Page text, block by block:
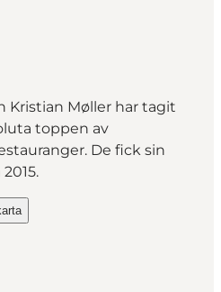
Kristian Møller har tagit
toppen av
De fick sin
* on_map